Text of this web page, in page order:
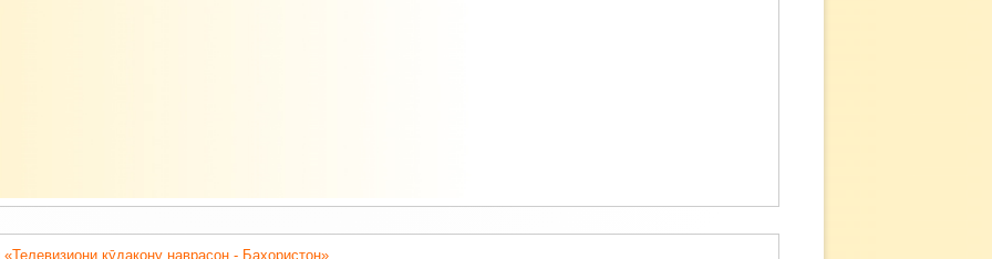
кӯдакону наврасон - Баҳористон».